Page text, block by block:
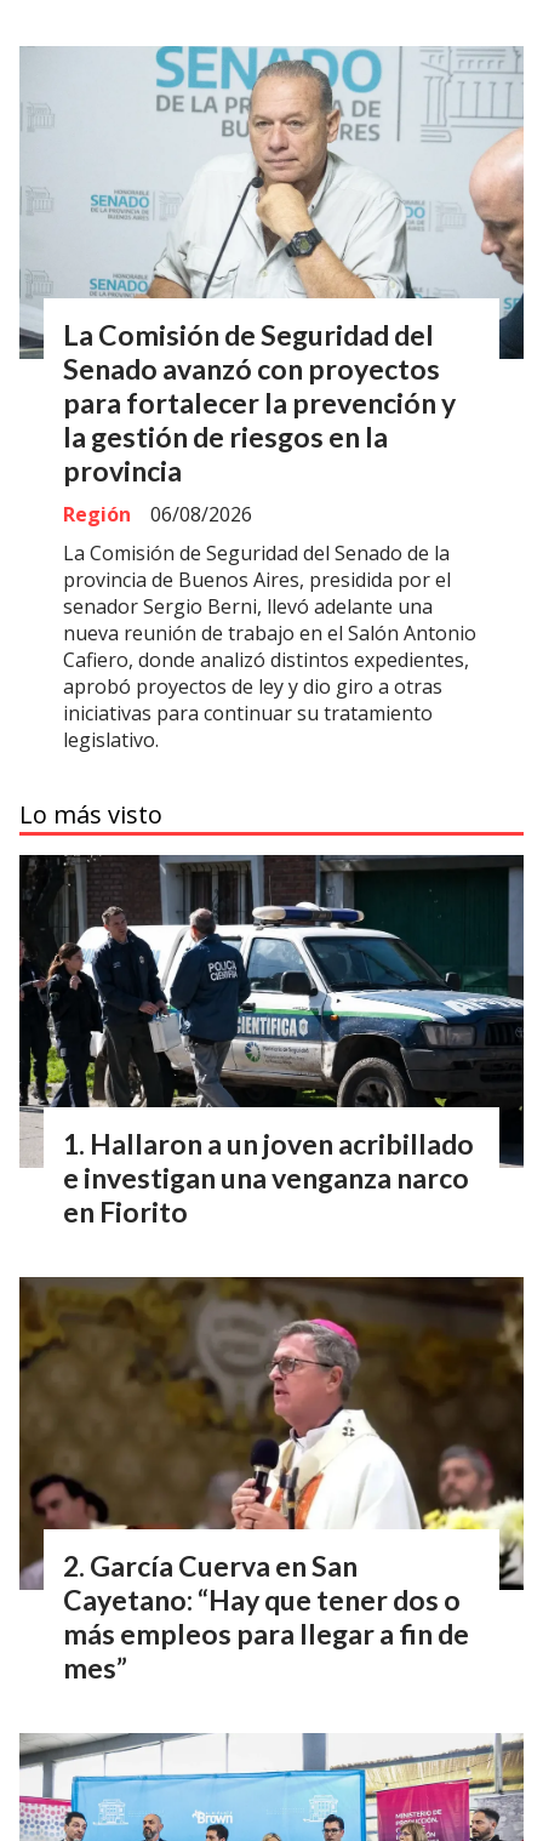
La Comisión de Seguridad del
Senado avanzó con proyectos
para fortalecer la prevención y
la gestión de riesgos en la
provincia
Región
06/08/2026
La Comisión de Seguridad del Senado de la
provincia de Buenos Aires, presidida por el
senador Sergio Berni, llevó adelante una
nueva reunión de trabajo en el Salón Antonio
Cafiero, donde analizó distintos expedientes,
aprobó proyectos de ley y dio giro a otras
iniciativas para continuar su tratamiento
legislativo.
Lo más visto
Hallaron a un joven acribillado
e investigan una venganza narco
en Fiorito
García Cuerva en San
Cayetano: “Hay que tener dos o
más empleos para llegar a fin de
mes”